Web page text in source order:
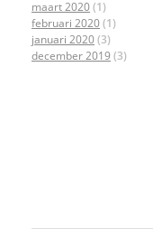
maart 2020(1)
februari 2020(1)
januari 2020(3)
december 2019 (3)